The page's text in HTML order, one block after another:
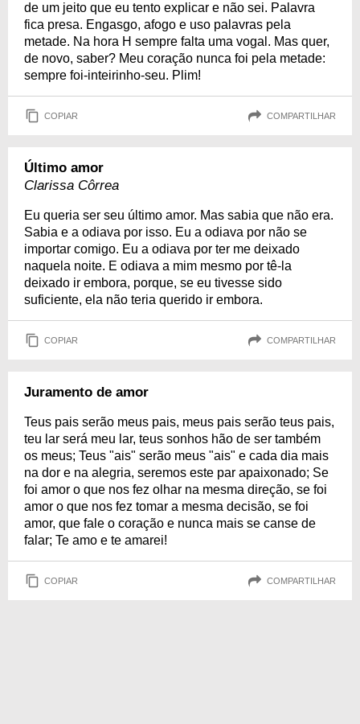
de um jeito que eu tento explicar e não sei. Palavra
fica presa. Engasgo, afogo e uso palavras pela
metade. Na hora H sempre falta uma vogal. Mas quer,
de novo, saber? Meu coração nunca foi pela metade:
sempre foi-inteirinho-seu. Plim!
COPIAR COMPARTILHAR
Último amor
Clarissa Côrrea
Eu queria ser seu último amor. Mas sabia que não era.
Sabia e a odiava por isso. Eu a odiava por não se
importar comigo. Eu a odiava por ter me deixado
naquela noite. E odiava a mim mesmo por tê-la
deixado ir embora, porque, se eu tivesse sido
suficiente, ela não teria querido ir embora.
COPIAR COMPARTILHAR
Juramento de amor
Teus pais serão meus pais, meus pais serão teus pais,
teu lar será meu lar, teus sonhos hão de ser também
os meus; Teus "ais" serão meus "ais" e cada dia mais
na dor e na alegria, seremos este par apaixonado; Se
foi amor o que nos fez olhar na mesma direção, se foi
amor o que nos fez tomar a mesma decisão, se foi
amor, que fale o coração e nunca mais se canse de
falar; Te amo e te amarei!
COPIAR COMPARTILHAR